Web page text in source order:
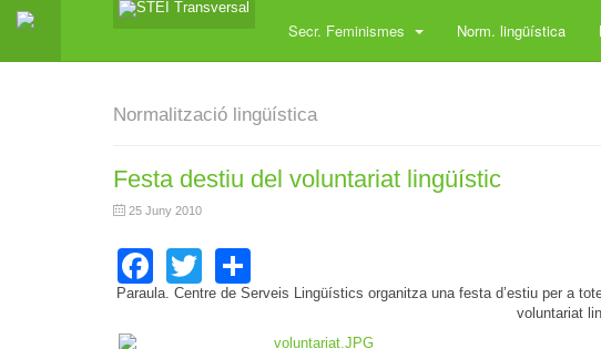
Secr. Feminismes Norm. lingüística
Normalització lingüística
Festa destiu del voluntariat lingüístic
25 Juny 2010
Facebook
Twitter
Paraula. Centre de Serveis Lingüístics organitza una festa d’estiu per a
voluntariat